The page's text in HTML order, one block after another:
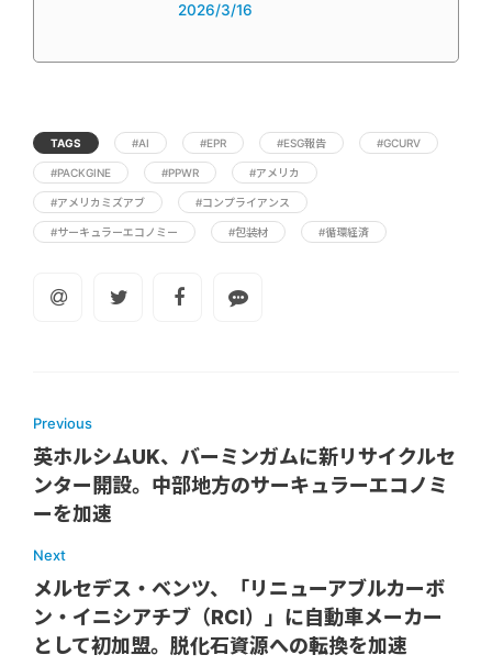
2026/3/16
TAGS #AI #EPR #ESG報告 #GCURV
#PACKGINE #PPWR #アメリカ
#アメリカミズアブ #コンプライアンス
#サーキュラーエコノミー #包装材 #循環経済
Previous
英ホルシムUK、バーミンガムに新リサイクルセ
ンター開設。中部地方のサーキュラーエコノミ
ーを加速
Next
メルセデス・ベンツ、「リニューアブルカーボ
ン・イニシアチブ（RCI）」に自動車メーカー
として初加盟。脱化石資源への転換を加速